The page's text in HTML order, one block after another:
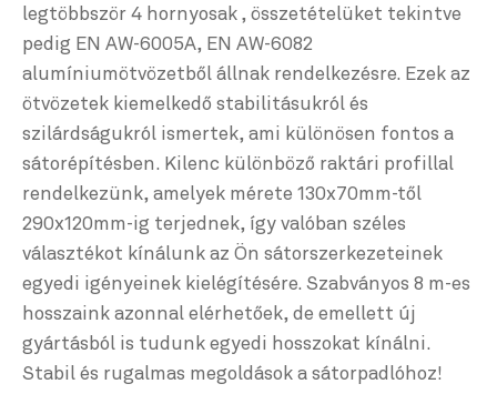
legtöbbször 4 hornyosak , összetételüket tekintve
pedig EN AW-6005A, EN AW-6082
alumíniumötvözetből állnak rendelkezésre. Ezek az
ötvözetek kiemelkedő stabilitásukról és
szilárdságukról ismertek, ami különösen fontos a
sátorépítésben. Kilenc különböző raktári profillal
rendelkezünk, amelyek mérete 130x70mm-től
290x120mm-ig terjednek, így valóban széles
választékot kínálunk az Ön sátorszerkezeteinek
egyedi igényeinek kielégítésére. Szabványos 8 m-es
hosszaink azonnal elérhetőek, de emellett új
gyártásból is tudunk egyedi hosszokat kínálni.
Stabil és rugalmas megoldások a sátorpadlóhoz!